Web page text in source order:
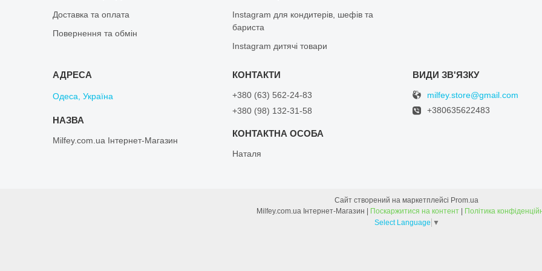
Доставка та оплата
Повернення та обмін
Instagram для кондитерів, шефів та
бариста
Instagram дитячі товари
Одеса, Україна
Milfey.com.ua Інтернет-Магазин
+380 (63) 562-24-83
+380 (98) 132-31-58
Наталя
milfey.store@gmail.com
+380635622483
Сайт створений на маркетплейсі Prom.ua
Поскаржитися на контент
Політика
Select Language ▼